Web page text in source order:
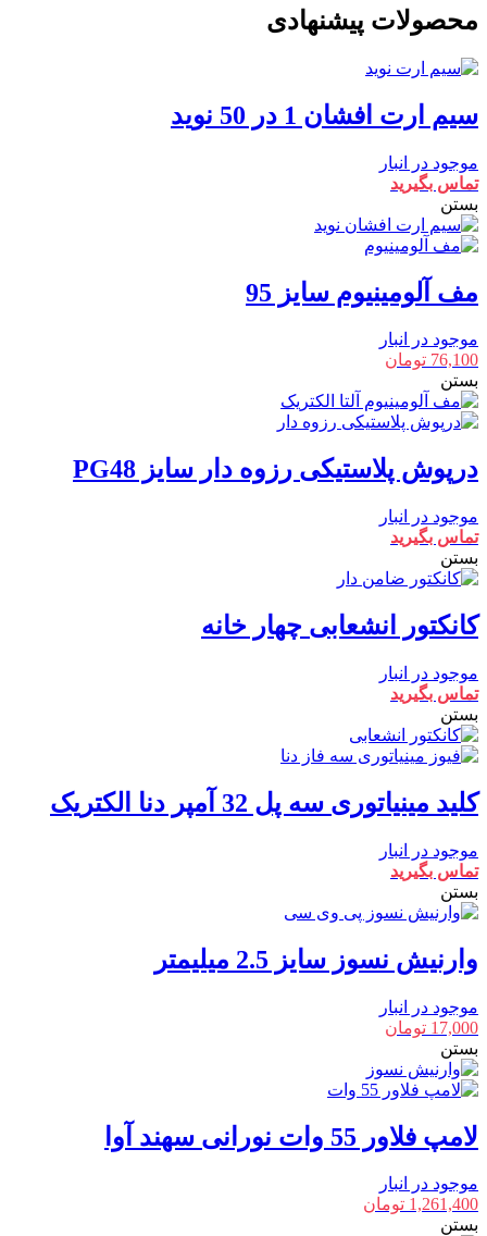
محصولات پیشنهادی
سیم ارت افشان 1 در 50 نوید
موجود در انبار
تماس بگیرید
بستن
مف آلومینیوم سایز 95
موجود در انبار
76,100 تومان
بستن
درپوش پلاستیکی رزوه دار سایز PG48
موجود در انبار
تماس بگیرید
بستن
کانکتور انشعابی چهار خانه
موجود در انبار
تماس بگیرید
بستن
کلید مینیاتوری سه پل 32 آمپر دنا الکتریک
موجود در انبار
تماس بگیرید
بستن
وارنیش نسوز سایز 2.5 میلیمتر
موجود در انبار
17,000 تومان
بستن
لامپ فلاور 55 وات نورانی سهند آوا
موجود در انبار
1,261,400 تومان
بستن